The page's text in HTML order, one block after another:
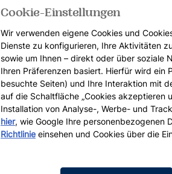
Cookie-Einstellungen
Wir verwenden eigene Cookies und
Dienste zu konfigurieren, Ihre Aktivitäten
sowie um Ihnen – direkt oder über soziale
Ihren Präferenzen basiert. Hierfür wird ein
besuchte Seiten) und Ihre Interaktion mit
auf die Schaltfläche „Cookies akzeptieren
Installation von Analyse-, Werbe- und
hier, wie Google Ihre personenbezogenen
Richtlinie einsehen und Cookies über die